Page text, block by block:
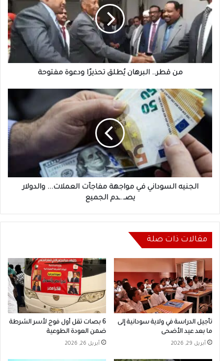
يُطلق
تحذيرًا
ودعوة
مفتوحة
من قطر.. البرهان يُطلق تحذيرًا ودعوة مفتوحة
الجنيه
السوداني
في
مواجهة
مفاجآت
العملات...
والدولار
يصـ..ـدم
الجميع
الجنيه السوداني في مواجهة مفاجآت العملات... والدولار
يصـ..ـدم الجميع
مقالات ذات صلة
تأجيل الدراسة في ولاية سودانية إلى
ما بعد عيد الأضحى
أبريل 29, 2026
6 بصات تقل أول فوج لأسر الشرطة
ضمن العودة الطوعية
أبريل 26, 2026